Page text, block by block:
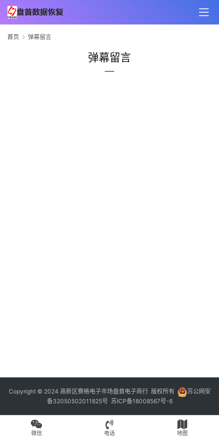
首页 弹幕留言
弹幕留言
Copyright © 2024 高新区赛格电子市场盘首电子商行 版权所有
苏公网安
备32050502011825号 苏ICP备18008567号-6
微信 电话 地图